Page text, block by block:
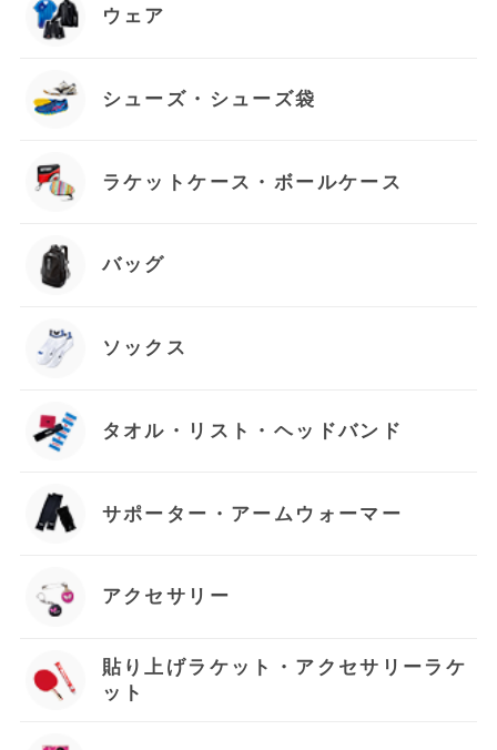
ウェア
シューズ・シューズ袋
ラケットケース・ボールケース
バッグ
ソックス
タオル・リスト・ヘッドバンド
サポーター・アームウォーマー
アクセサリー
貼り上げラケット・アクセサリーラケ
ット